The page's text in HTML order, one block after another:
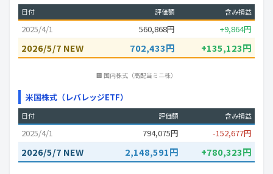
日付 評価額 含み損益
2025/4/1 560,868円 +9,864円
2026/5/7 NEW 702,433円 +135,123円
🏢 国内株式（高配当ミニ株）
米国株式（レバレッジETF）
日付 評価額 含み損益
2025/4/1 794,075円 -152,677円
2026/5/7 NEW 2,148,591円 +780,323円